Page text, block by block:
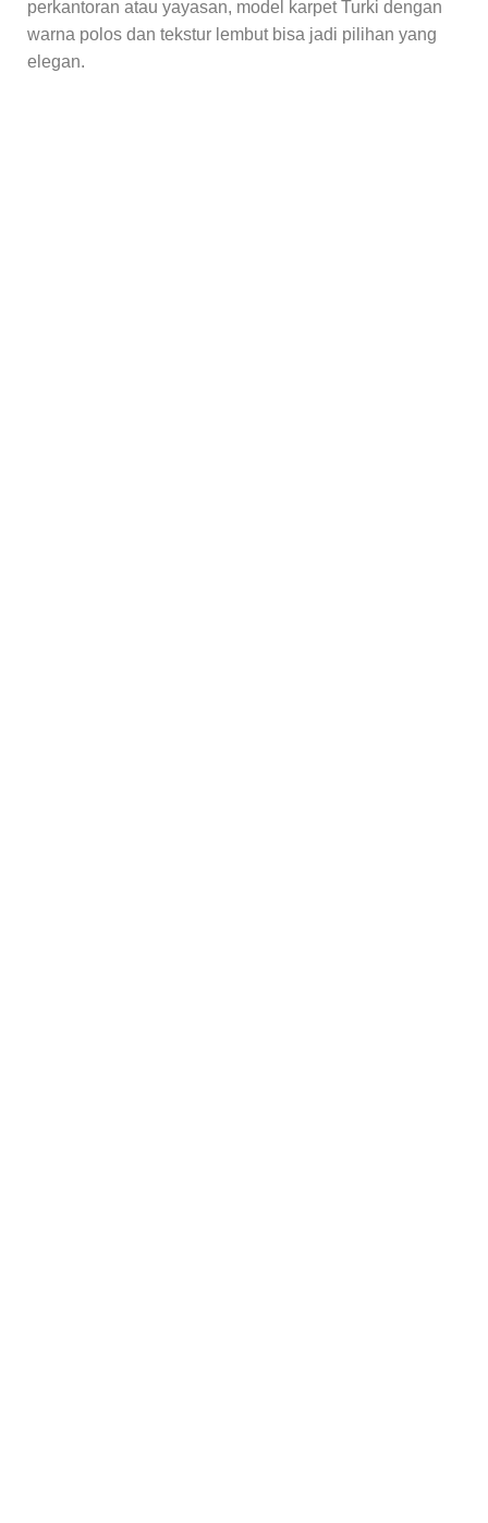
perkantoran atau yayasan, model karpet Turki dengan
warna polos dan tekstur lembut bisa jadi pilihan yang
elegan.